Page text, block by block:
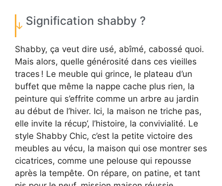
Signification shabby ?
Shabby, ça veut dire usé, abîmé, cabossé quoi.
Mais alors, quelle générosité dans ces vieilles
traces ! Le meuble qui grince, le plateau d’un
buffet que même la nappe cache plus rien, la
peinture qui s’effrite comme un arbre au jardin
au début de l’hiver. Ici, la maison ne triche pas,
elle invite la récup’, l’histoire, la convivialité. Le
style Shabby Chic, c’est la petite victoire des
meubles au vécu, la maison qui ose montrer ses
cicatrices, comme une pelouse qui repousse
après la tempête. On répare, on patine, et tant